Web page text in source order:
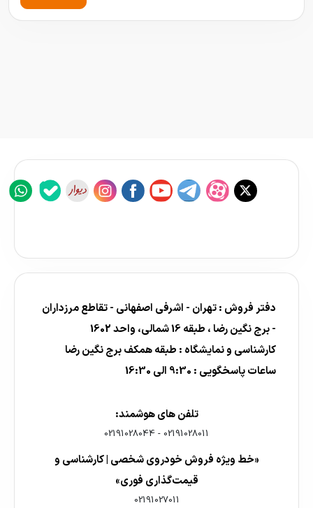
دفتر فروش : تهران - اشرفی اصفهانی - تقاطع مرزداران
- برج نگین رضا ، طبقه 16 شمالی، واحد 1602
کارشناسی و نمایشگاه : طبقه همکف برج نگین رضا
ساعات پاسخگویی : 9:30 الی 16:30
تلفن های هوشمند:
02191028011
-
02191028044
«خط ویژه فروش خودروی شخصی | کارشناسی و
قیمت‌گذاری فوری»
02191027011